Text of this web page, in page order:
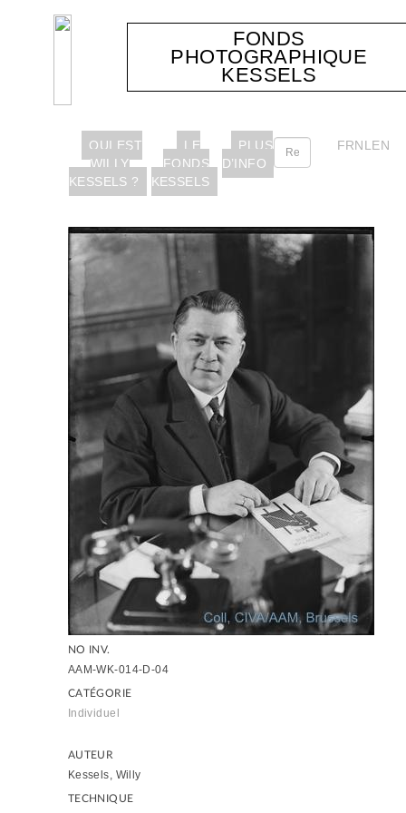
FONDS
PHOTOGRAPHIQUE
KESSELS
FRNL EN
QUI EST
WILLY
KESSELS ?
LE
FONDS
KESSELS
PLUS
D’INFO
NO INV.
AAM-WK-014-D-04
CATÉGORIE
Individuel
AUTEUR
Kessels, Willy
TECHNIQUE